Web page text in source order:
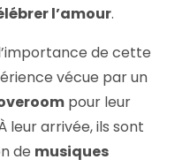
l’amour.
de cette
vécue par un
pour leur
leur arrivée, ils sont
de musiques